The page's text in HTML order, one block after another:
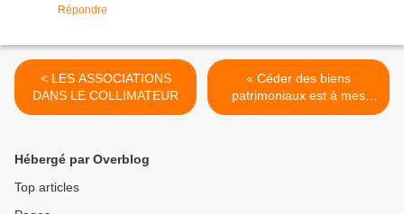
Répondre
< LES ASSOCIATIONS
DANS LE COLLIMATEUR
« Céder des biens
patrimoniaux est à mes
yeux inconcevable ! » >
Hébergé par Overblog
Top articles